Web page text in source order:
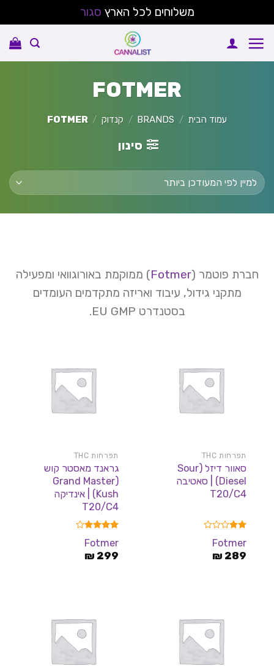
משלוחים לכל הארץ סגור
to
FOTMER
עמוד הבית /
BRANDS
/ קנדוק /
FOTMER
סינון
חברת פוטמר (Fotmer) ממוקמת באורוגוואי ומפעילה
מתקני גידול, עיבוד ואריזה מתקדמים העומדים
בסטנדרט EU GMP.
תפרחות THC
סאוור דיזל (Sour
Diesel) | סאטיבה
T20/C4
2.00
מתוך
Fotmer
289
₪
תפרחות THC
גראנד מאסטר קוש
(Grand Master
Kush) | אינדיקה
T20/C4
4.00
מתוך 5
Fotmer
299
₪